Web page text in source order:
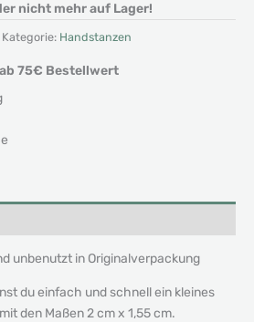
nicht mehr auf Lager!
Kategorie: Handstanzen
75€ Bestellwert
unbenutzt in Originalverpackung
du einfach und schnell ein kleines
den Maßen 2 cm x 1,55 cm.